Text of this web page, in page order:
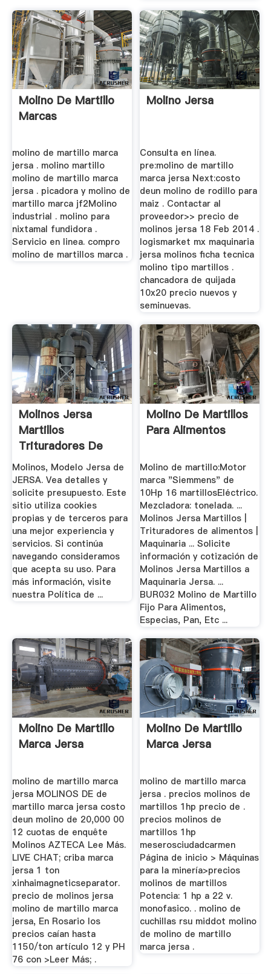
Molino De Martillo
Marcas
molino de martillo marca
jersa . molino martillo
molino de martillo marca
jersa . picadora y molino de
martillo marca jf2Molino
industrial . molino para
nixtamal fundidora .
Servicio en linea. compro
molino de martillos marca .
Molino Jersa
Consulta en línea.
pre:molino de martillo
marca jersa Next:costo
deun molino de rodillo para
maiz . Contactar al
proveedor>> precio de
molinos jersa 18 Feb 2014 .
logismarket mx maquinaria
jersa molinos ficha tecnica
molino tipo martillos .
chancadora de quijada
10x20 precio nuevos y
seminuevas.
Molinos Jersa
Martillos
Trituradores De
Alimentos
Molinos, Modelo Jersa de
JERSA. Vea detalles y
solicite presupuesto. Este
sitio utiliza cookies
propias y de terceros para
una mejor experiencia y
servicios. Si continúa
navegando consideramos
que acepta su uso. Para
más información, visite
nuestra Política de ...
Molino De Martillos
Para Alimentos
Molino de martillo:Motor
marca "Siemmens" de
10Hp 16 martillosEléctrico.
Mezcladora: tonelada. ...
Molinos Jersa Martillos |
Trituradores de alimentos |
Maquinaria ... Solicite
información y cotización de
Molinos Jersa Martillos a
Maquinaria Jersa. ...
BUR032 Molino de Martillo
Fijo Para Alimentos,
Especias, Pan, Etc ...
Molino De Martillo
Marca Jersa
molino de martillo marca
jersa MOLINOS DE de
martillo marca jersa costo
deun molino de 20,000 00
12 cuotas de enquête
Molinos AZTECA Lee Más.
LIVE CHAT; criba marca
jersa 1 ton
xinhaimagneticseparator.
precio de molinos jersa
molino de martillo marca
jersa, En Rosario los
precios caían hasta
1150/ton artículo 12 y PH
76 con >Leer Más; .
Molino De Martillo
Marca Jersa
molino de martillo marca
jersa . precios molinos de
martillos 1hp precio de .
precios molinos de
martillos 1hp
meserosciudadcarmen
Página de inicio > Máquinas
para la minería>precios
molinos de martillos
Potencia: 1 hp a 22 v.
monofasico. . molino de
cuchillas rsu middot molino
de molino de martillo
marca jersa .